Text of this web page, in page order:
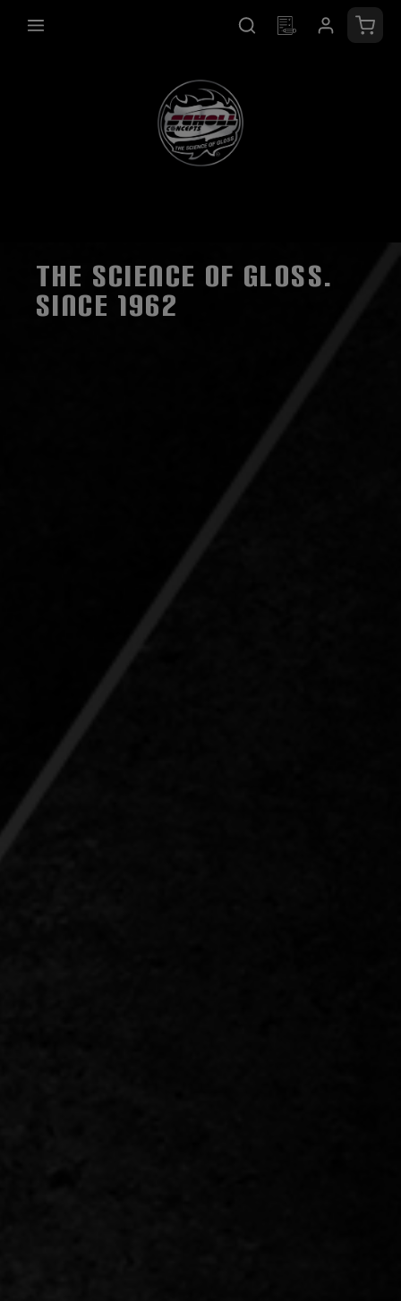
principal El
THE SCIENCE OF GLOSS.
SINCE 1962